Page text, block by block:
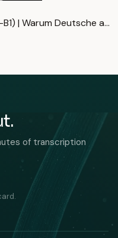
| Warum Deutsche a…
of transcription